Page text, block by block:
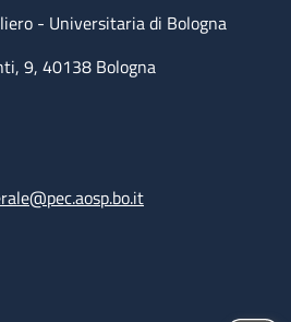
- Universitaria di Bologna
9, 40138 Bologna